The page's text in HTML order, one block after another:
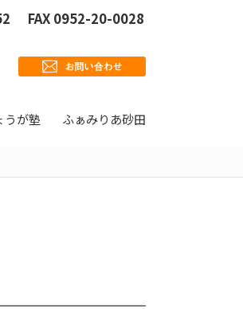
FAX 0952-20-0028
うが塾 ふぁみりあ砂田